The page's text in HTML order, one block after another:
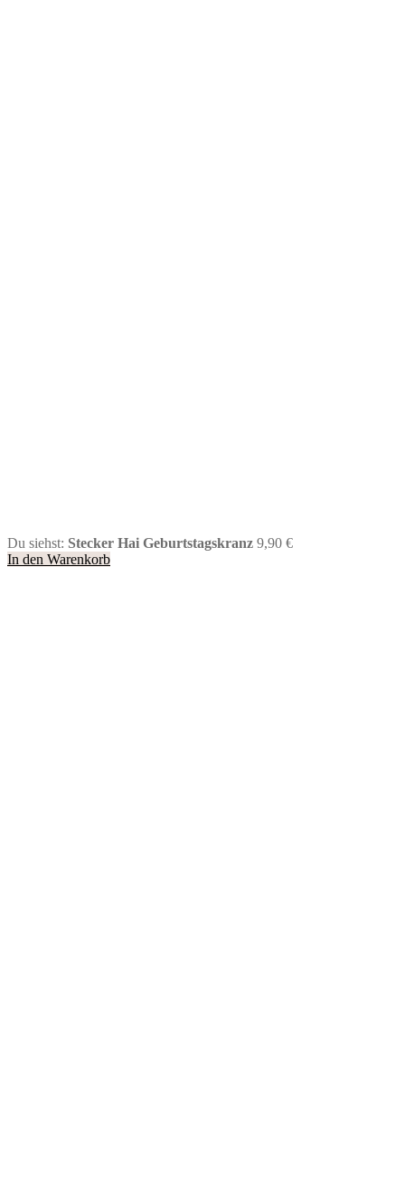
Du siehst: Stecker Hai Geburtstagskranz 9,90 €
In den Warenkorb